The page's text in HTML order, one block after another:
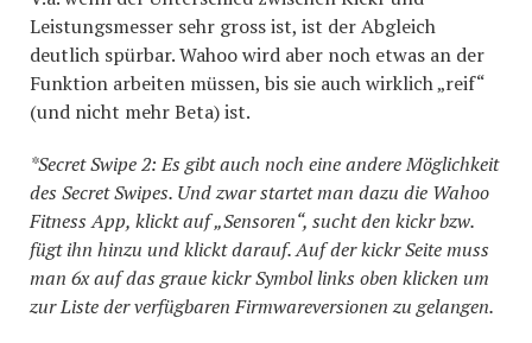
Leistungsmesser sehr gross ist, ist der Abgleich
deutlich spürbar. Wahoo wird aber noch etwas an der
Funktion arbeiten müssen, bis sie auch wirklich „reif“
(und nicht mehr Beta) ist.
*Secret Swipe 2: Es gibt auch noch eine andere Möglichkeit
des Secret Swipes. Und zwar startet man dazu die Wahoo
Fitness App, klickt auf „Sensoren“, sucht den kickr bzw.
fügt ihn hinzu und klickt darauf. Auf der kickr Seite muss
man 6x auf das graue kickr Symbol links oben klicken um
zur Liste der verfügbaren Firmwareversionen zu gelangen.